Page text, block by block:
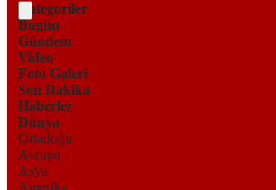
Kategoriler
Bugün
Gündem
Video
Foto Galeri
Son Dakika
Haberler
Dünya
Ortadoğu
Avrupa
Asya
Amerika